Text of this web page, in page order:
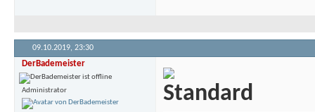
09.10.2019, 23:30
DerBademeister
Administrator